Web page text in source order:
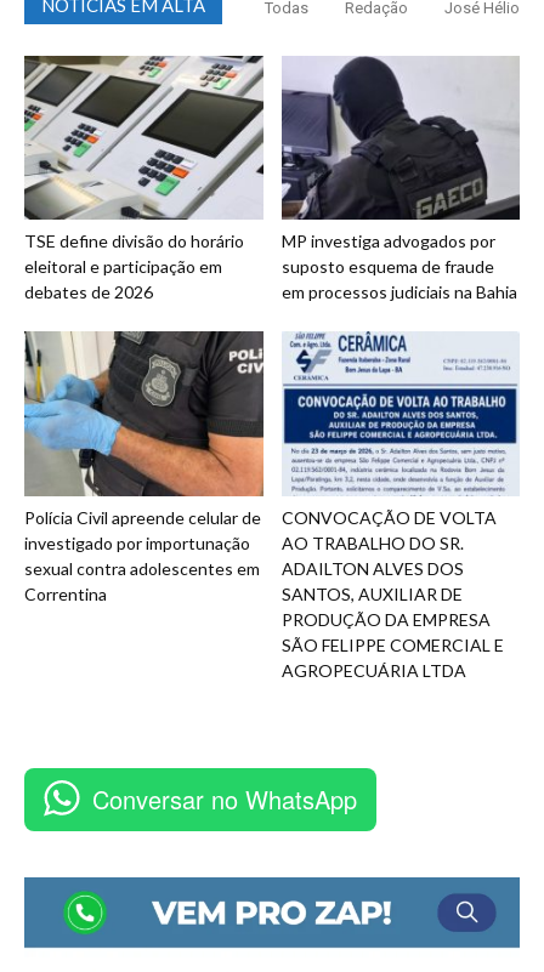
NOTICIAS EM ALTA Todas Redação José Hélio
TSE define divisão do horário
eleitoral e participação em
debates de 2026
MP investiga advogados por
suposto esquema de fraude
em processos judiciais na Bahia
Polícia Civil apreende celular de
investigado por importunação
sexual contra adolescentes em
Correntina
CONVOCAÇÃO DE VOLTA
AO TRABALHO DO SR.
ADAILTON ALVES DOS
SANTOS, AUXILIAR DE
PRODUÇÃO DA EMPRESA
SÃO FELIPPE COMERCIAL E
AGROPECUÁRIA LTDA
Conversar no WhatsApp